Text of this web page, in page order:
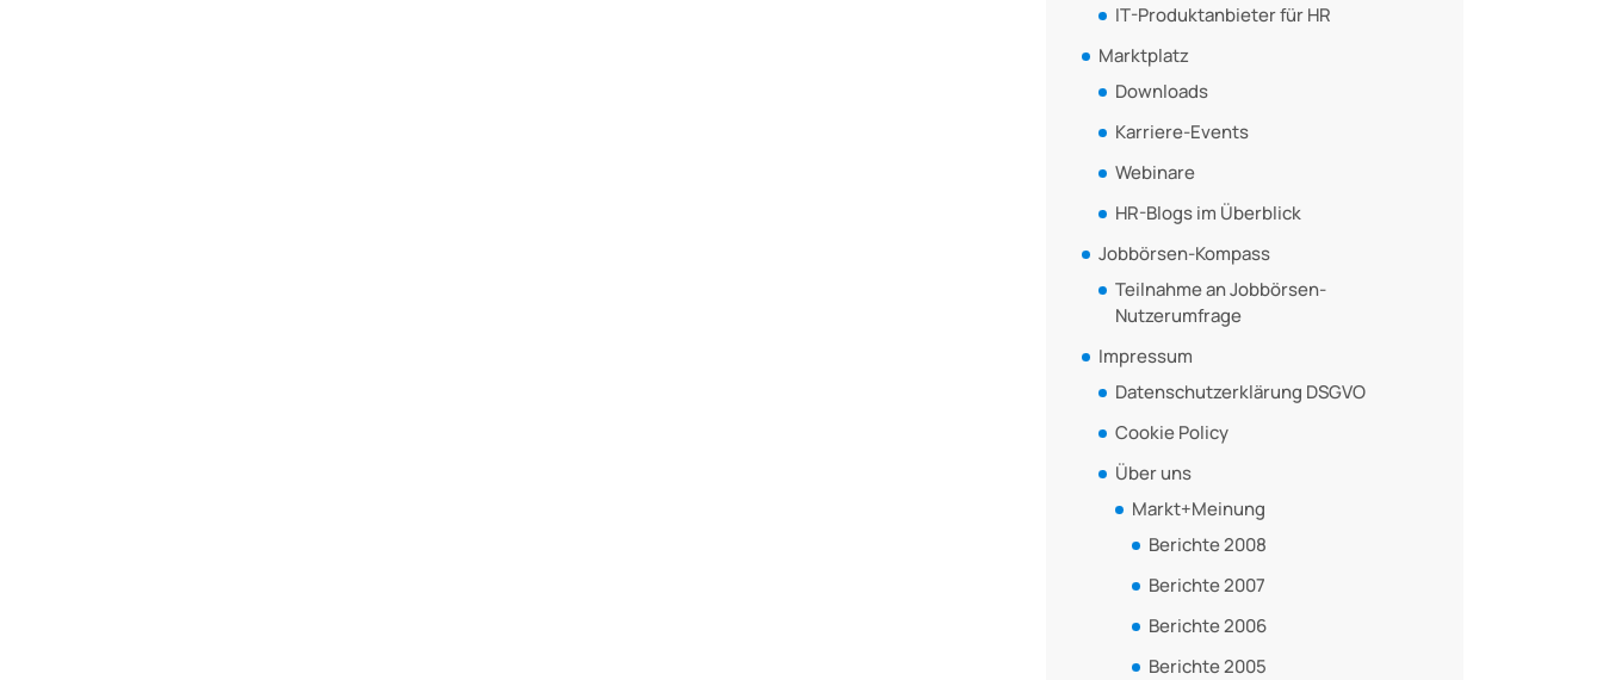
IT-Produktanbieter für HR
Marktplatz
Downloads
Karriere-Events
Webinare
HR-Blogs im Überblick
Jobbörsen-Kompass
Teilnahme an Jobbörsen-
Nutzerumfrage
Impressum
Datenschutzerklärung DSGVO
Cookie Policy
Über uns
Markt+Meinung
Berichte 2008
Berichte 2007
Berichte 2006
Berichte 2005